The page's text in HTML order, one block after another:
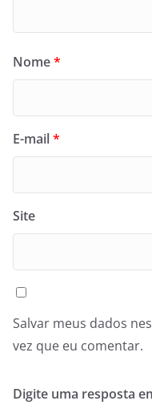
Nome*
E-mail*
Site
Salvar meus dados
vez que eu comentar.
Digite uma resposta